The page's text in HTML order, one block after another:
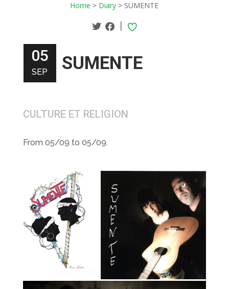
Home > Diary > SUMENTE
|
05
SEP SUMENTE
CULTURE ET RELIGION
From 05/09 to 05/09.